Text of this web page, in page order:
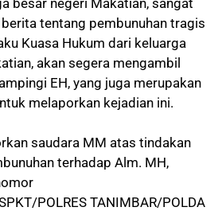
tentang pembunuhan tragis
Kuasa Hukum dari keluarga
akan segera mengambil
EH, yang juga merupakan
melaporkan kejadian ini.
saudara MM atas tindakan
terhadap Alm. MH,
POLRES TANIMBAR/POLDA